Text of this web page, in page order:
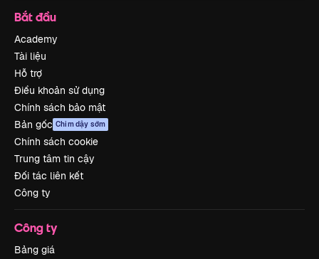
Bắt đầu
Academy
Tài liệu
Hỗ trợ
Điều khoản sử dụng
Chính sách bảo mật
Bản gốc Chim dậy sớm
Chính sách cookie
Trung tâm tin cậy
Đối tác liên kết
Công ty
Công ty
Bảng giá